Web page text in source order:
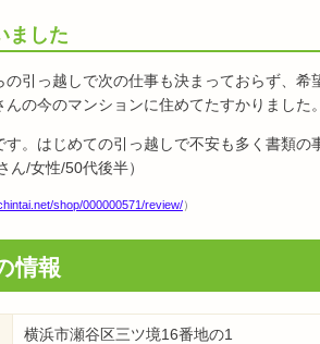
ました
の引っ越しで次の仕事も決まっておらず、
の今のマンションに住めてたすかりました。
す。はじめての引っ越しで不安も多く書類
ん/女性/50代後半）
shop/000000571/review/）
情報
横浜市瀬谷区三ツ境16番地の1